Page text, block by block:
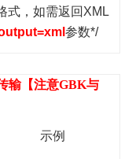
，如需返回XML
参数*/
输【注意GBK与
示例